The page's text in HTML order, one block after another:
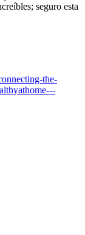
seguro esta
the-